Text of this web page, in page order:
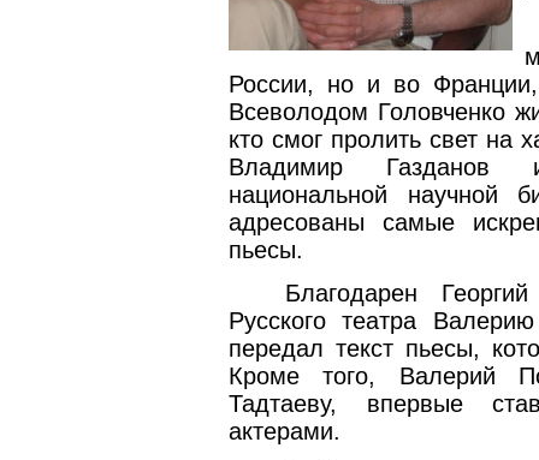
России, но и во
Всеволодом Головченко
кто смог пролить свет на
Владимир Газданов и
национальной научной
адресованы самые
пьесы.
Благодарен
Русского театра
передал текст пьесы,
Кроме того, Валерий
Тадтаеву, впервые
актерами.